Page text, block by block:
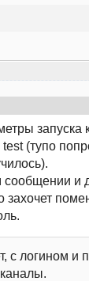
запуска
(тупо
сообщении и
захочет
с логином и